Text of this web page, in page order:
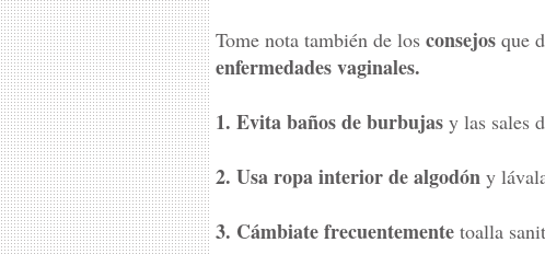
Tome nota también de los consejos que
enfermedades vaginales.
1. Evita baños de burbujas y las sales
2. Usa ropa interior de algodón y
3. Cámbiate frecuentemente toalla